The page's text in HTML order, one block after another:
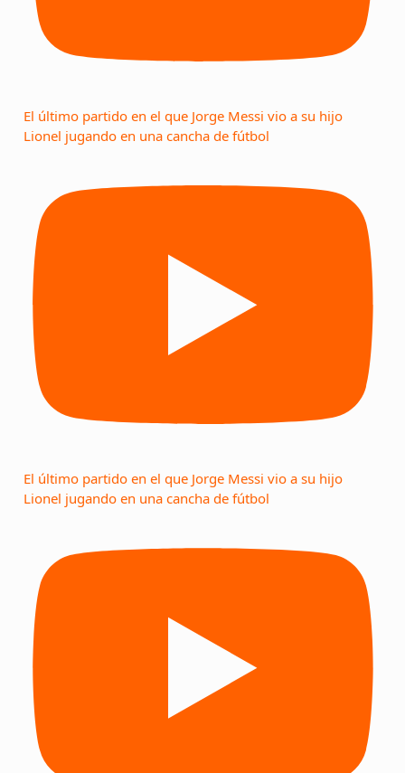
El último partido en el que Jorge Messi vio a su hijo
Lionel jugando en una cancha de fútbol
El último partido en el que Jorge Messi vio a su hijo
Lionel jugando en una cancha de fútbol